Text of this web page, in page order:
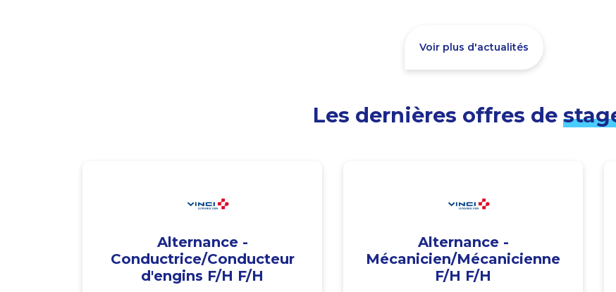
Voir plus d'actualités
Les dernières offres de
Alternance -
Conductrice/Conducteur
d'engins F/H F/H
Alternance -
Mécanicien/Mécanicienne
F/H F/H